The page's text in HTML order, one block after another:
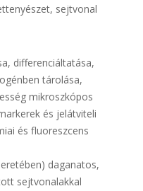
sejtvonal
differenciáltatása,
tárolása,
mikroszkópos
és jelátviteli
és fluoreszcens
daganatos,
sejtvonalakkal